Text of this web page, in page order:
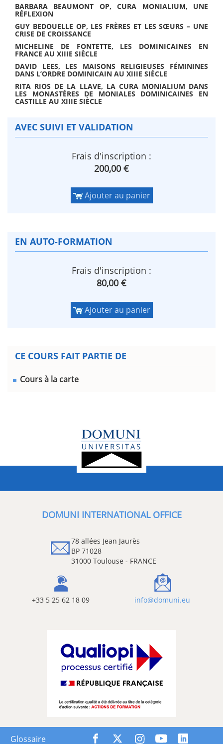
BARBARA BEAUMONT OP, CURA MONIALIUM, UNE
RÉFLEXION
GUY BEDOUELLE OP, LES FRÈRES ET LES SŒURS – UNE
CRISE DE CROISSANCE
MICHELINE DE FONTETTE, LES DOMINICAINES EN
FRANCE AU XIIIE SIÈCLE
DAVID LEES, LES MAISONS RELIGIEUSES FÉMININES
DANS L’ORDRE DOMINICAIN AU XIIIE SIÈCLE
RITA RIOS DE LA LLAVE, LA CURA MONIALIUM DANS
LES MONASTÈRES DE MONIALES DOMINICAINES EN
CASTILLE AU XIIIE SIÈCLE
AVEC SUIVI ET VALIDATION
Frais d'inscription :
200,00 €
Ajouter au panier
EN AUTO-FORMATION
Frais d'inscription :
80,00 €
Ajouter au panier
CE COURS FAIT PARTIE DE
Cours à la carte
DOMUNI INTERNATIONAL OFFICE
78 allées Jean Jaurès
BP 71028
31000 Toulouse - FRANCE
+33 5 25 62 18 09 info@domuni.eu
Glossaire